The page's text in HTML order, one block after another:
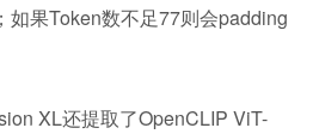
如果Token数不足77则会padding
XL还提取了OpenCLIP ViT-